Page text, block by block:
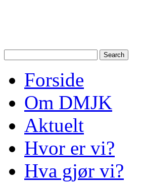
Forside
Om DMJK
Aktuelt
Hvor er vi?
Hva gjør vi?